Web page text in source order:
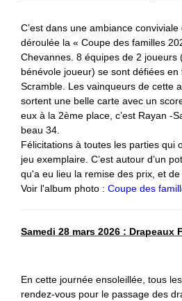
C’est dans une ambiance conviviale
déroulée la « Coupe des familles
Chevannes. 8 équipes de 2 joueurs
bénévole joueur) se sont défiées en
Scramble. Les vainqueurs de cette
sortent une belle carte avec un
eux à la 2ème place, c’est Rayan -
beau 34.
Félicitations à toutes les parties qui
jeu exemplaire. C’est autour d’un
qu'a eu lieu la remise des prix, et de
Voir l'album photo : Coupe des
Samedi 28 mars 2026 : Drapeaux
En cette journée ensoleillée, tous
rendez-vous pour le passage des